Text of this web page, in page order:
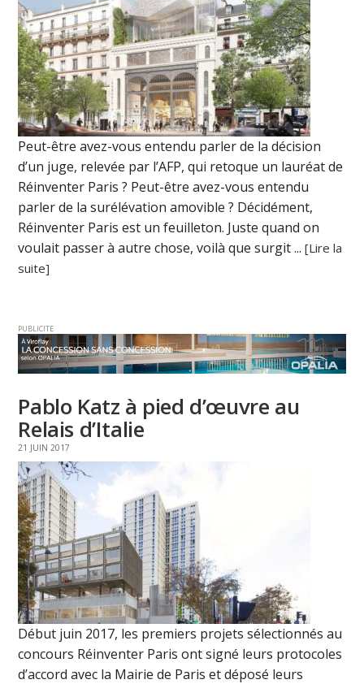
Peut-être avez-vous entendu parler de la décision
d’un juge, relevée par l’AFP, qui retoque un lauréat de
Réinventer Paris ? Peut-être avez-vous entendu
parler de la surélévation amovible ? Décidément,
Réinventer Paris est un feuilleton. Juste quand on
voulait passer à autre chose, voilà que surgit ...[Lire la
suite]
PUBLICITE
Pablo Katz à pied d’œuvre au
Relais d’Italie
21 JUIN 2017
Début juin 2017, les premiers projets sélectionnés au
concours Réinventer Paris ont signé leurs protocoles
d’accord avec la Mairie de Paris et déposé leurs